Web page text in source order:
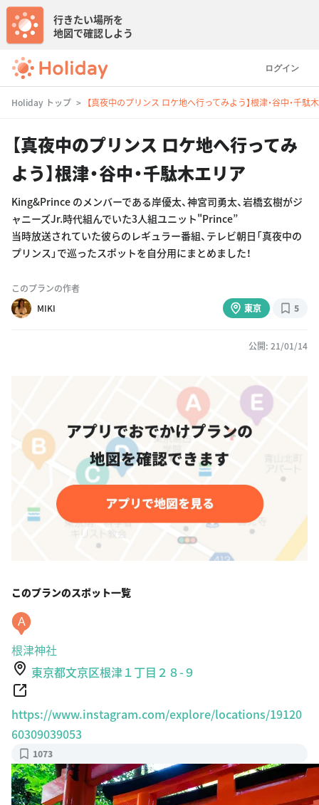
ログイン
行きたい場所を
地図で確認しよう
Holiday トップ 【真夜中のプリンス ロケ地へ行ってみよう】根津・谷中・千駄
【真夜中のプリンス ロケ地へ行ってみ
よう】根津・谷中・千駄木エリア
King&Prince のメンバーである岸優太、神宮司勇太、岩橋玄樹がジ
ャニーズJr.時代組んでいた3人組ユニット"Prince”
当時放送されていた彼らのレギュラー番組、テレビ朝日「真夜中の
プリンス」で巡ったスポットを自分用にまとめました！
このプランの作者
MIKI
東京 5
公開: 21/01/14
このプランのスポット一覧
A
根津神社
東京都文京区根津１丁目２８-９
https://www.instagram.com/explore/locations/19120
60309039053
1073